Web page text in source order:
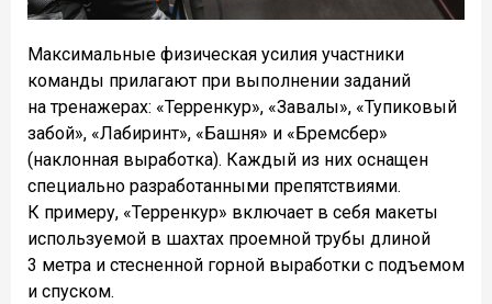
Максимальные физическая усилия участники
команды прилагают при выполнении заданий
на тренажерах: «Терренкур», «Завалы», «Тупиковый
забой», «Лабиринт», «Башня» и «Бремсбер»
(наклонная выработка). Каждый из них оснащен
специально разработанными препятствиями.
К примеру, «Терренкур» включает в себя макеты
используемой в шахтах проемной трубы длиной
3 метра и стесненной горной выработки с подъемом
и спуском.